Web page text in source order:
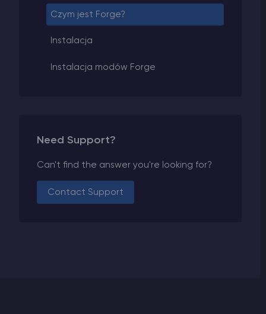
Czym jest Forge?
Instalacja
Instalacja modów Forge
Need Support?
Can't find the answer you're looking for?
Contact Support